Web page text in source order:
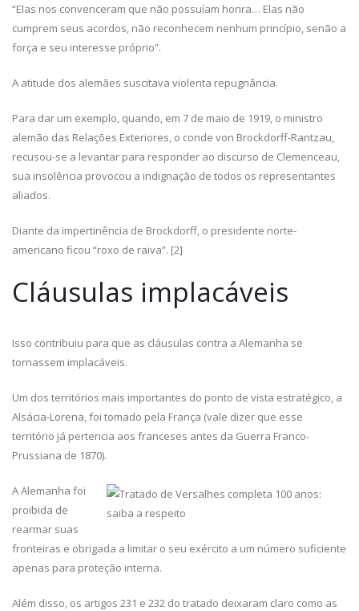
“Elas nos convenceram que não possuíam honra… Elas não
cumprem seus acordos, não reconhecem nenhum princípio, senão a
força e seu interesse próprio”.
A atitude dos alemães suscitava violenta repugnância.
Para dar um exemplo, quando, em 7 de maio de 1919, o ministro
alemão das Relações Exteriores, o conde von Brockdorff-Rantzau,
recusou-se a levantar para responder ao discurso de Clemenceau,
sua insolência provocou a indignação de todos os representantes
aliados.
Diante da impertinência de Brockdorff, o presidente norte-
americano ficou “roxo de raiva”. [2]
Cláusulas implacáveis
Isso contribuiu para que as cláusulas contra a Alemanha se
tornassem implacáveis.
Um dos territórios mais importantes do ponto de vista estratégico, a
Alsácia-Lorena, foi tomado pela França (vale dizer que esse
território já pertencia aos franceses antes da Guerra Franco-
Prussiana de 1870).
A Alemanha foi
proibida de
rearmar suas
fronteiras e obrigada a limitar o seu exército a um número suficiente
apenas para proteção interna.
Além disso, os artigos 231 e 232 do tratado deixaram claro como as